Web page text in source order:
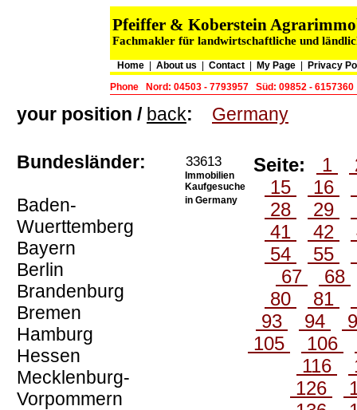
Pfeiffer & Koberstein
Fachmakler für landwirtschaftliche und
Home About us Contact My Page
Privacy
Phone
Nord: 04503 - 7793957 Süd: 09852 - 6157360
your position / back: Germany
Bundesländer:
Baden-
Wuerttemberg
Bayern
Berlin
Brandenburg
Bremen
Hamburg
Hessen
Mecklenburg-
Vorpommern
33613
Immobilien
Kaufgesuche
in Germany
Seite: 1
15
16
28
29
41
42
54
55
67
68
80
81
93
94
105
106
116
126